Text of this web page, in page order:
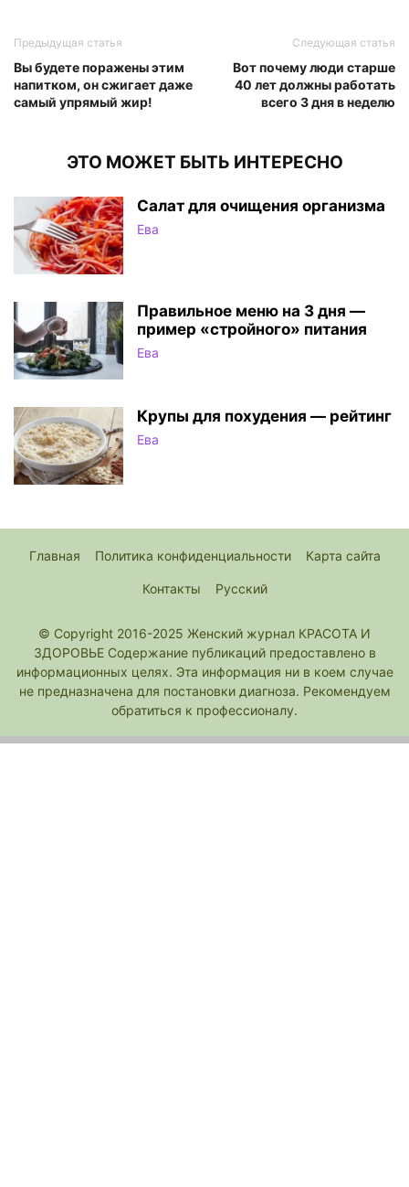
Предыдущая статья
Вы будете поражены этим
напитком, он сжигает даже
самый упрямый жир!
Следующая статья
Вот почему люди старше
40 лет должны работать
всего 3 дня в неделю
ЭТО МОЖЕТ БЫТЬ ИНТЕРЕСНО
Салат для очищения организма
Ева
Правильное меню на 3 дня —
пример «стройного» питания
Ева
Крупы для похудения — рейтинг
Ева
Главная Политика конфиденциальности Карта сайта
Контакты Русский
© Copyright 2016-2025 Женский журнал КРАСОТА И
ЗДОРОВЬЕ Содержание публикаций предоставлено в
информационных целях. Эта информация ни в коем случае
не предназначена для постановки диагноза. Рекомендуем
обратиться к профессионалу.